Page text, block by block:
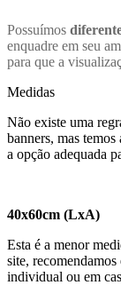
Possuímos
enquadre em seu
para que a
Medidas
Não existe uma
banners, mas
a opção adequada
40x60cm (LxA)
Esta é a menor
site,
individual ou em